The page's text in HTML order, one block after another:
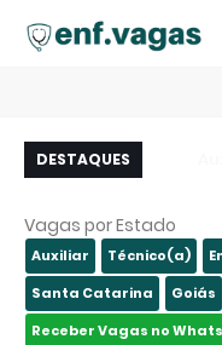
DESTAQUES
Leste - São
Vagas por Estado
Auxiliar Técnico(a)
Santa Catarina
Goiás
Receber Vagas no